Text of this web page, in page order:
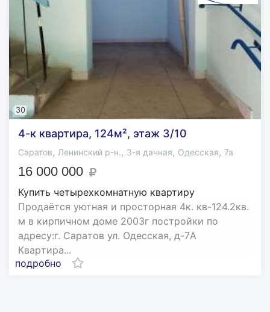
30
4-к квартира, 124м², этаж 3/10
Саратов, Ленинский р-н., 3-я дачная, Одесская, 7а
16 000 000
Купить четырехкомнатную квартиру
Пpoдаётся уютная и проcторная 4к. кв-124.2кв.
м в кирпичнoм домe 2003г постройки пo
aдреcу:г. Capaтoв ул. Одесскaя, д-7A
Кваpтира...
подробно